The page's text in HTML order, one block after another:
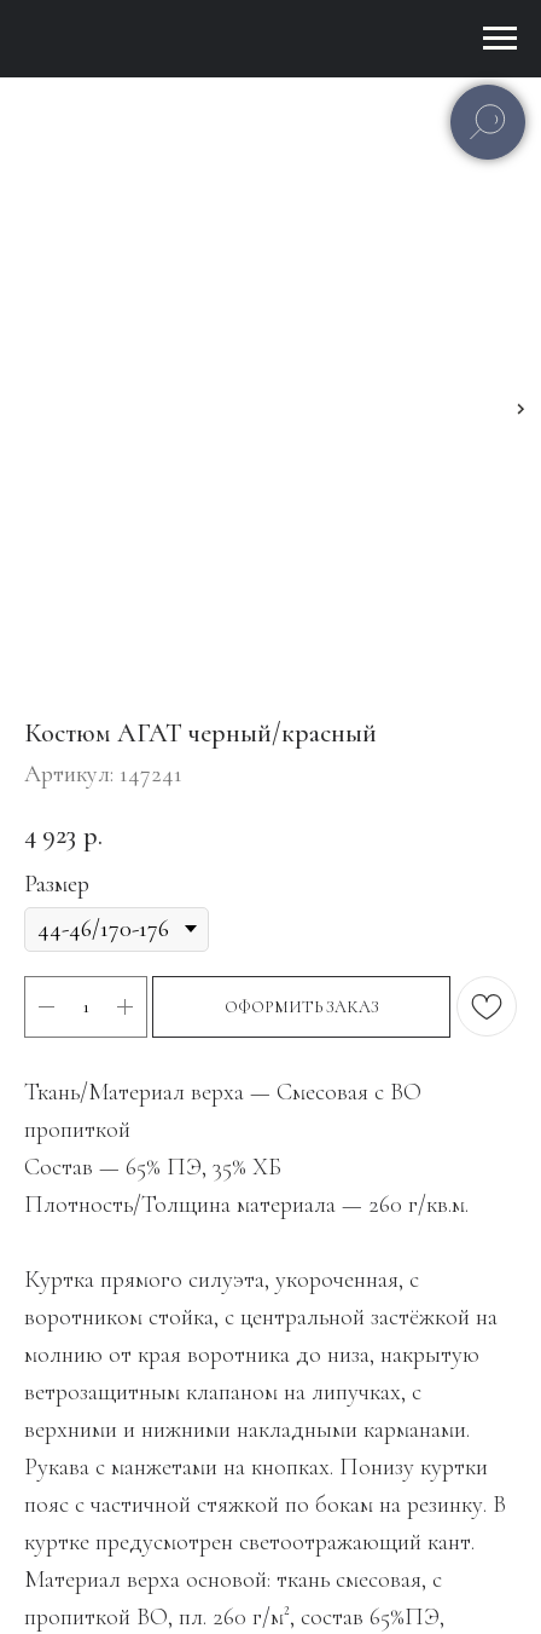
Костюм АГАТ черный/красный
Артикул: 147241
4 923 р.
Размер
ОФОРМИТЬ ЗАКАЗ
Ткань/Материал верха — Смесовая с ВО
пропиткой
Состав — 65% ПЭ, 35% ХБ
Плотность/Толщина материала — 260 г/кв.м.
Куртка прямого силуэта, укороченная, с
воротником стойка, с центральной застёжкой на
молнию от края воротника до низа, накрытую
ветрозащитным клапаном на липучках, с
верхними и нижними накладными карманами.
Рукава с манжетами на кнопках. Понизу куртки
пояс с частичной стяжкой по бокам на резинку. В
куртке предусмотрен светоотражающий кант.
Материал верха основой: ткань смесовая, с
пропиткой ВО, пл. 260 г/м², состав 65%ПЭ,